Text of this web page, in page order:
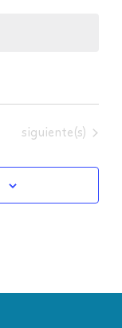
Eventos
siguiente(s)